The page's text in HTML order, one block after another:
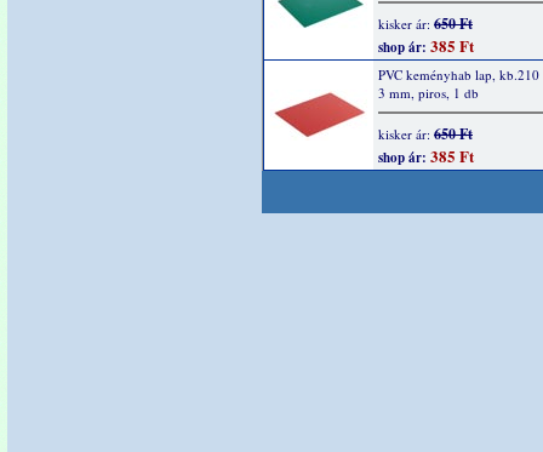
kisker ár: 650 Ft
shop ár: 385 Ft
PVC keményhab lap,
3 mm, piros, 1 db
kisker ár: 650 Ft
shop ár: 385 Ft